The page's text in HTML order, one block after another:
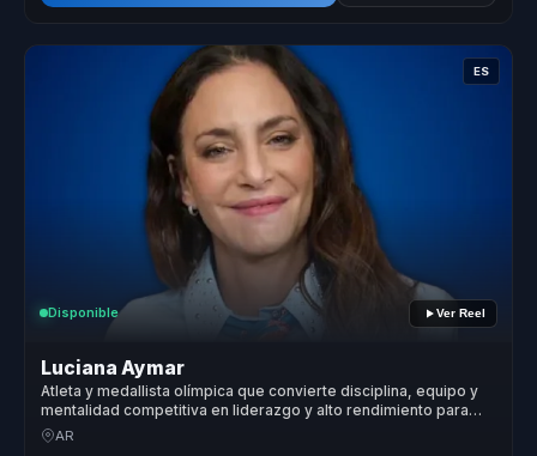
ES
Disponible Ver Reel
Luciana Aymar
Atleta y medallista olímpica que convierte disciplina, equipo y
mentalidad competitiva en liderazgo y alto rendimiento para
organizaciones.
AR